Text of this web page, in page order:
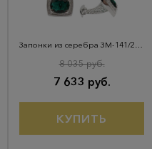
Запонки из серебра ЗМ-141/2 Родир
7 633 руб.
8 035 руб.
КУПИТЬ